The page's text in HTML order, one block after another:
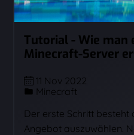
Tutorial - Wie man
Minecraft-Server
11 Nov 2022
Minecraft
Der erste Schritt
Angebot auszuwählen.